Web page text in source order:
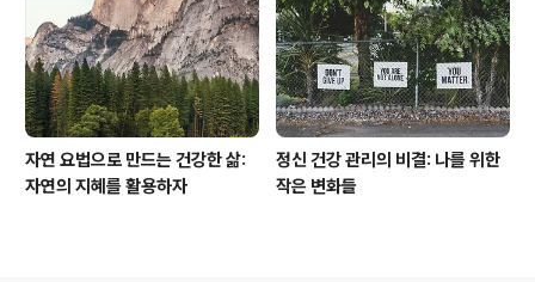
자연 요법으로 만드는 건강한 삶:
자연의 지혜를 활용하자
정신 건강 관리의 비결: 나를 위한
작은 변화들